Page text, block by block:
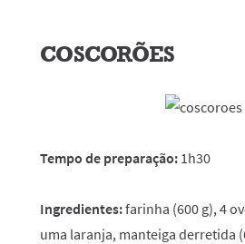
COSCORÕES
Tempo de preparação: 1h30
Ingredientes:farinha (600 g), 4
uma laranja, manteiga derretida